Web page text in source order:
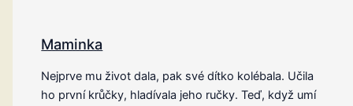
Maminka
Nejprve mu život dala, pak své dítko kolébala. Učila
ho první krůčky, hladívala jeho ručky. Teď, když umí